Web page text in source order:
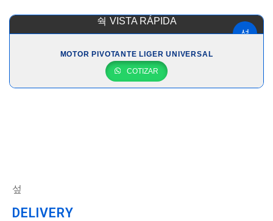
VISTA RÁPIDA
MOTOR PIVOTANTE LIGER UNIVERSAL
COTIZAR
DELIVERY